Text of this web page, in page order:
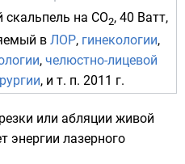
на CO2, 40 Ватт,
в ЛОР, гинекологии,
, челюстно-лицевой
, и т. п. 2011 г.
резки или абляции живой
энергии лазерного